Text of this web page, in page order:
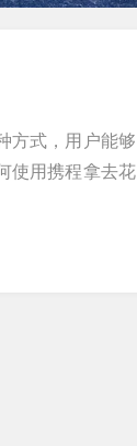
方式，用户能够
使用携程拿去花